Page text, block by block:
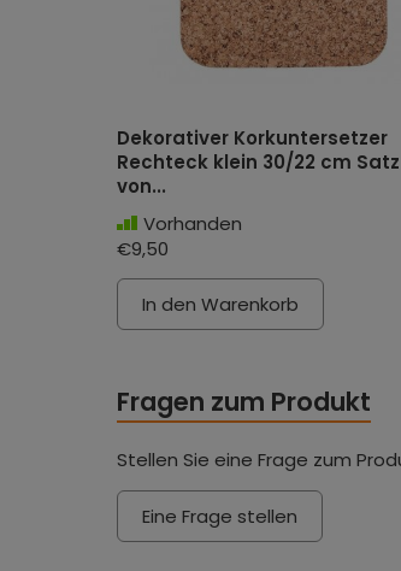
Dekorativer Korkuntersetzer
Rechteck klein 30/22 cm Satz
von...
Vorhanden
€9,50
In den Warenkorb
Fragen zum Produkt
Stellen Sie eine Frage zum
Eine Frage stellen